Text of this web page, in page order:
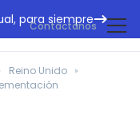
para siempre
Contáctanos
Reino Unido